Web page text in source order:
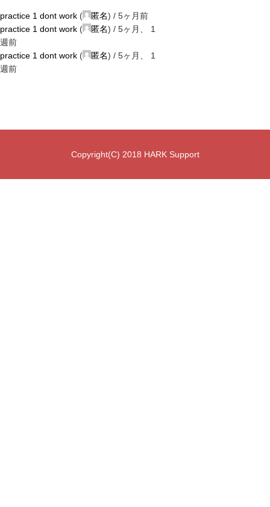
practice 1 dont work ( 匿名) / 5ヶ月前
practice 1 dont work ( 匿名) / 5ヶ月、 1
週前
practice 1 dont work ( 匿名) / 5ヶ月、 1
週前
Copyright(C) 2018 HARK Support